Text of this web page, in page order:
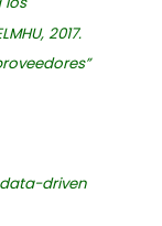
2017.
driven